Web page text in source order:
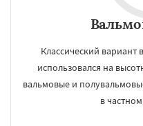
Классический
использовался на
вальмовые и
в